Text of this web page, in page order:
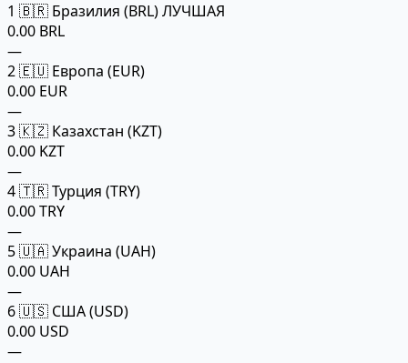
1 🇧🇷 Бразилия (BRL)ЛУЧШАЯ
0.00 BRL
—
2🇪🇺 Европа (EUR)
0.00 EUR
—
3🇰🇿 Казахстан (KZT)
0.00 KZT
—
4🇹🇷 Турция (TRY)
0.00 TRY
—
5🇺🇦 Украина (UAH)
0.00 UAH
—
6🇺🇸 США (USD)
0.00 USD
—